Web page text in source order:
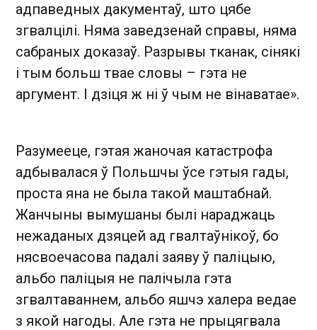
адпаведных дакументаў, што цябе
згвалцілі. Няма заведзенай справы, няма
сабраных доказаў. Разрывы тканак, сінякі
і тым больш твае словы – гэта не
аргумент. І дзіця ж ні ў чым не вінаватае».
Разумееце, гэтая жаночая катастрофа
адбывалася ў Польшчы ўсе гэтыя гады,
проста яна не была такой маштабнай.
Жанчыны вымушаны былі нараджаць
нежаданых дзяцей ад гвалтаўнікоў, бо
нясвоечасова падалі заяву ў паліцыю,
альбо паліцыя не палічыла гэта
згвалтаваннем, альбо яшчэ халера ведае
з якой нагоды. Але гэта не прыцягвала